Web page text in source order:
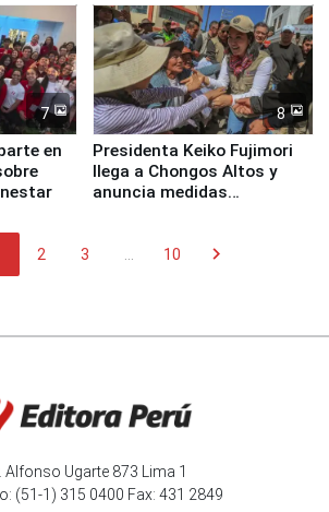
7
en
8
Presidenta Keiko Fujimori
llega a Chongos Altos y
anuncia medidas
2 3 10 chevron_right
Alfonso Ugarte 873 Lima 1
(51-1) 315 0400 Fax: 431 2849